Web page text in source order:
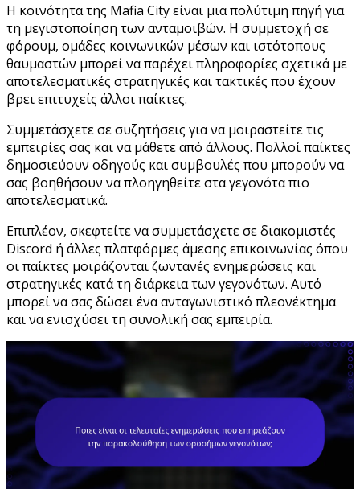
Η κοινότητα της Mafia City είναι μια πολύτιμη πηγή για
τη μεγιστοποίηση των ανταμοιβών. Η συμμετοχή σε
φόρουμ, ομάδες κοινωνικών μέσων και ιστότοπους
θαυμαστών μπορεί να παρέχει πληροφορίες σχετικά με
αποτελεσματικές στρατηγικές και τακτικές που έχουν
βρει επιτυχείς άλλοι παίκτες.
Συμμετάσχετε σε συζητήσεις για να μοιραστείτε τις
εμπειρίες σας και να μάθετε από άλλους. Πολλοί παίκτες
δημοσιεύουν οδηγούς και συμβουλές που μπορούν να
σας βοηθήσουν να πλοηγηθείτε στα γεγονότα πιο
αποτελεσματικά.
Επιπλέον, σκεφτείτε να συμμετάσχετε σε διακομιστές
Discord ή άλλες πλατφόρμες άμεσης επικοινωνίας όπου
οι παίκτες μοιράζονται ζωντανές ενημερώσεις και
στρατηγικές κατά τη διάρκεια των γεγονότων. Αυτό
μπορεί να σας δώσει ένα ανταγωνιστικό πλεονέκτημα
και να ενισχύσει τη συνολική σας εμπειρία.